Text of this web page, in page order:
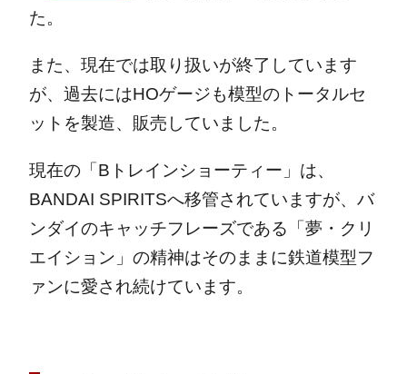
た。
また、現在では取り扱いが終了しています
が、過去にはHOゲージも模型のトータルセ
ットを製造、販売していました。
現在の「Bトレインショーティー」は、
BANDAI SPIRITSへ移管されていますが、バ
ンダイのキャッチフレーズである「夢・クリ
エイション」の精神はそのままに鉄道模型フ
ァンに愛され続けています。